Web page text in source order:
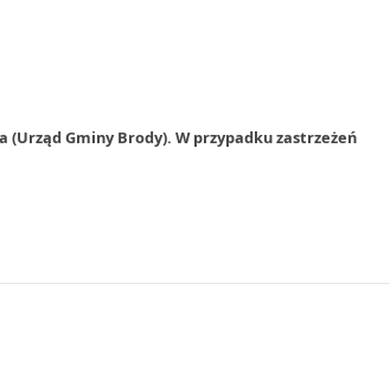
Gminy Brody). W przypadku zastrzeżeń